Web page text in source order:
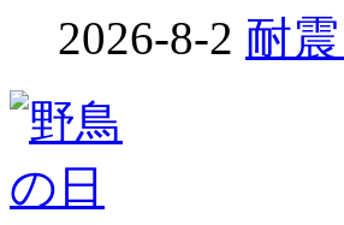
2026-8-2 耐